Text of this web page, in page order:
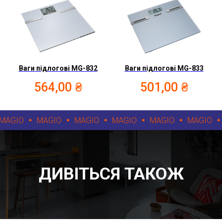
Ваги підлогові MG-832
564,00 ₴
Ваги підлогові MG-833
501,00 ₴
MAGIO MAGIO MAGIO MAGIO MAGIO
ДИВІТЬСЯ ТАКОЖ